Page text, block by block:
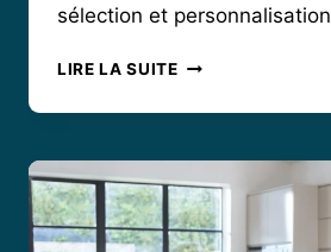
sélection et
LIRE LA SUITERECETTES
FRESH
DES
MENUS
SIMPLES
ET